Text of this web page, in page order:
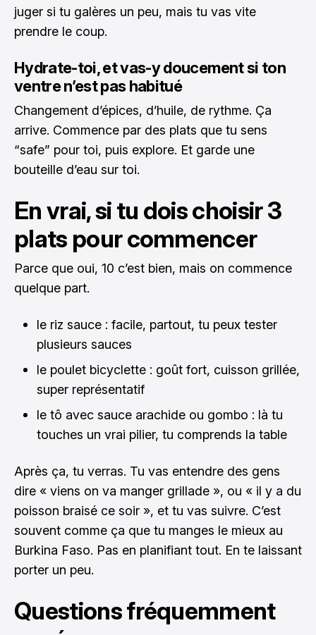
juger si tu galères un peu, mais tu vas vite
prendre le coup.
Hydrate-toi, et vas-y doucement si ton
ventre n’est pas habitué
Changement d’épices, d’huile, de rythme. Ça
arrive. Commence par des plats que tu sens
“safe” pour toi, puis explore. Et garde une
bouteille d’eau sur toi.
En vrai, si tu dois choisir 3
plats pour commencer
Parce que oui, 10 c’est bien, mais on commence
quelque part.
le riz sauce : facile, partout, tu peux tester
plusieurs sauces
le poulet bicyclette : goût fort, cuisson grillée,
super représentatif
le tô avec sauce arachide ou gombo : là tu
touches un vrai pilier, tu comprends la table
Après ça, tu verras. Tu vas entendre des gens
dire « viens on va manger grillade », ou « il y a du
poisson braisé ce soir », et tu vas suivre. C’est
souvent comme ça que tu manges le mieux au
Burkina Faso. Pas en planifiant tout. En te laissant
porter un peu.
Questions fréquemment